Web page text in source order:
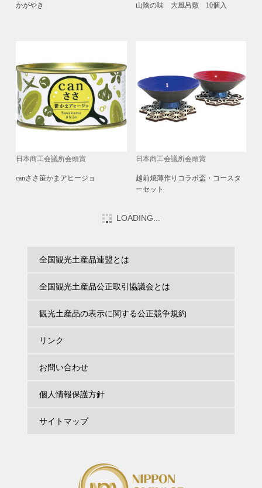
かがやき 山陰の味 大風呂敷 10個入
日本商工会議所会頭賞
canささ笹かまアヒージョ
日本商工会議所会頭賞
越前焼薄作りコラボ盃・コースタ
ーセット
LOADING...
日本商工会議所会頭賞
妓・芸奴)